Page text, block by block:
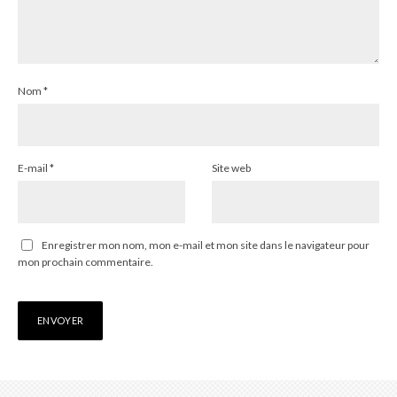
Nom *
E-mail * Site web
Enregistrer mon nom, mon e-mail et mon site dans le navigateur pour
mon prochain commentaire.